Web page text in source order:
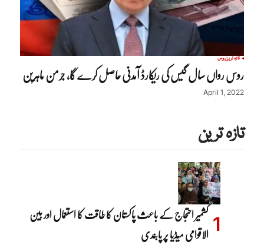
تازہ ترینروس
روس رواں سال گیس کی ریکارڈ آمدنی حاصل کرے گا، جرمن ماہرین
April 1, 2022
تازہ ترین
کشمیر احتجاج کے باعث پاکستان کا طاقت کا استعمال اور بین
الاقوامی میڈیا پر پابندی